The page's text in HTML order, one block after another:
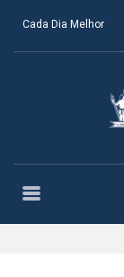
Cada Dia Melhor